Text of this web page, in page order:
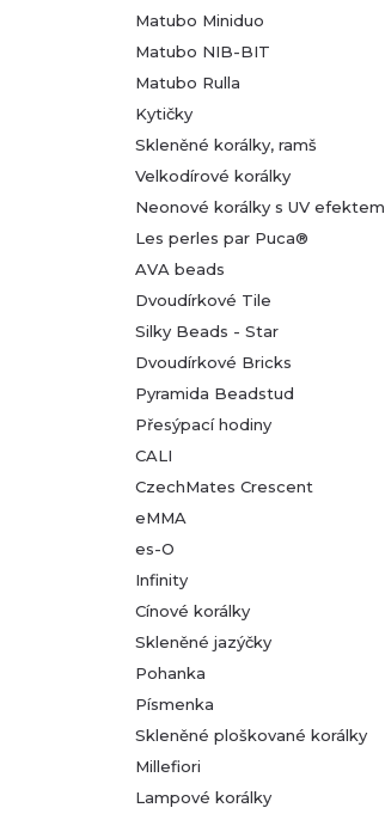
Matubo Miniduo
Matubo NIB-BIT
Matubo Rulla
Kytičky
Skleněné korálky, ramš
Velkodírové korálky
Neonové korálky s UV efektem
Les perles par Puca®
AVA beads
Dvoudírkové Tile
Silky Beads - Star
Dvoudírkové Bricks
Pyramida Beadstud
Přesýpací hodiny
CALI
CzechMates Crescent
eMMA
es-O
Infinity
Cínové korálky
Skleněné jazýčky
Pohanka
Písmenka
Skleněné ploškované korálky
Millefiori
Lampové korálky